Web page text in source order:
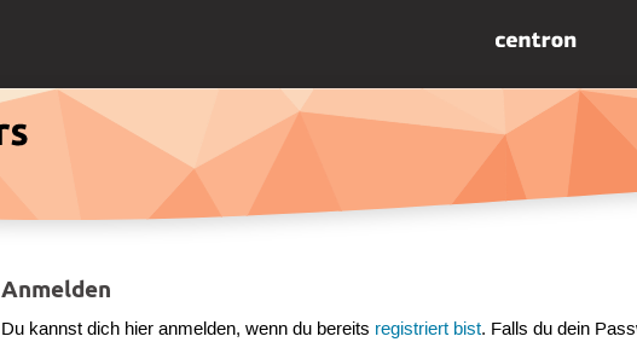
Anmelden
Du kannst dich hier anmelden, wenn du bereits registriert bist. Falls du dein